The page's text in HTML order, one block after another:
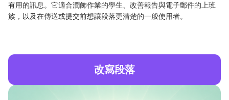
有用的訊息。它適合潤飾作業的學生、改善報告與電子郵件的上班
族，以及在傳送或提交前想讓段落更清楚的一般使用者。
改寫段落